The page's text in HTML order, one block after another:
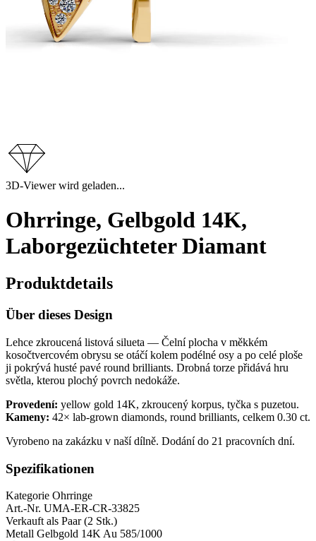
3D-Viewer wird geladen...
Ohrringe, Gelbgold 14K,
Laborgezüchteter Diamant
Produktdetails
Über dieses Design
Lehce zkroucená listová silueta — Čelní plocha v měkkém
kosočtvercovém obrysu se otáčí kolem podélné osy a po celé ploše
ji pokrývá husté pavé round brilliants. Drobná torze přidává hru
světla, kterou plochý povrch nedokáže.
Provedení: yellow gold 14K, zkroucený korpus, tyčka s puzetou.
Kameny: 42× lab-grown diamonds, round brilliants, celkem 0.30 ct.
Vyrobeno na zakázku v naší dílně. Dodání do 21 pracovních dní.
Spezifikationen
Kategorie Ohrringe
Art.-Nr. UMA-ER-CR-33825
Verkauft als Paar (2 Stk.)
Metall Gelbgold 14KAu 585/1000